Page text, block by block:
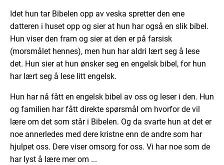
Idet hun tar Bibelen opp av veska spretter den ene
datteren i huset opp og sier at hun har også en slik bibel.
Hun viser den fram og sier at den er på farsisk
(morsmålet hennes), men hun har aldri lært seg å lese
det. Hun sier at hun ønsker seg en engelsk bibel, for hun
har lært seg å lese litt engelsk.
Hun har nå fått en engelsk bibel av oss og leser i den. Hun
og familien har fått direkte spørsmål om hvorfor de vil
lære om det som står i Bibelen. Og da svarte hun at det er
noe annerledes med dere kristne enn de andre som har
hjulpet oss. Dere viser omsorg for oss. Vi har noe som de
har lyst å lære mer om ...